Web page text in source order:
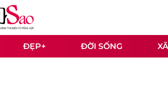
ĐẸP+ ĐỜI SỐNG